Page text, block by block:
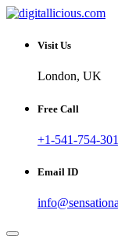
Skip
content
Sharing Digital
Visit Us
London, UK
Free Call
+1-541-754-
Email ID